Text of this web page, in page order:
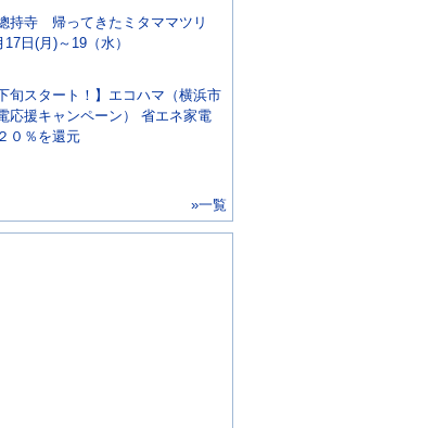
持寺 帰ってきたミタママツリ
日(月)～19（水）
旬スタート！】エコハマ（横浜市
応援キャンペーン） 省エネ家電
０％を還元
»一覧